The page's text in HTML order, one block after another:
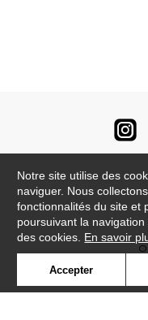
Notre site utilise des
naviguer. Nous
fonctionnalités du site et
poursuivant la
des cookies. En savoir
Accepter